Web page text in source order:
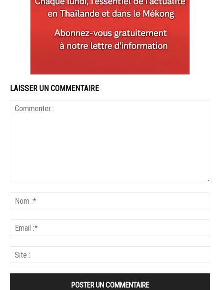
LAISSER UN COMMENTAIRE